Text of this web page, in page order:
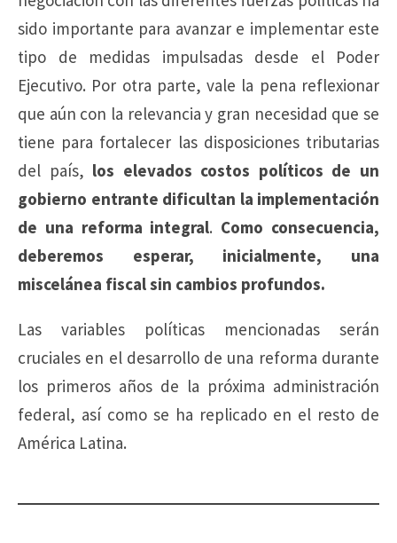
sido importante para avanzar e implementar este
tipo de medidas impulsadas desde el Poder
Ejecutivo. Por otra parte, vale la pena reflexionar
que aún con la relevancia y gran necesidad que se
tiene para fortalecer las disposiciones tributarias
del país, los elevados costos políticos de un
gobierno entrante dificultan la implementación
de una reforma integral. Como consecuencia,
deberemos esperar, inicialmente, una
miscelánea fiscal sin cambios profundos.
Las variables políticas mencionadas serán
cruciales en el desarrollo de una reforma durante
los primeros años de la próxima administración
federal, así como se ha replicado en el resto de
América Latina.